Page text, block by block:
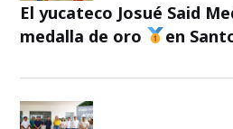
El yucateco Josué Said
medalla de oro
en